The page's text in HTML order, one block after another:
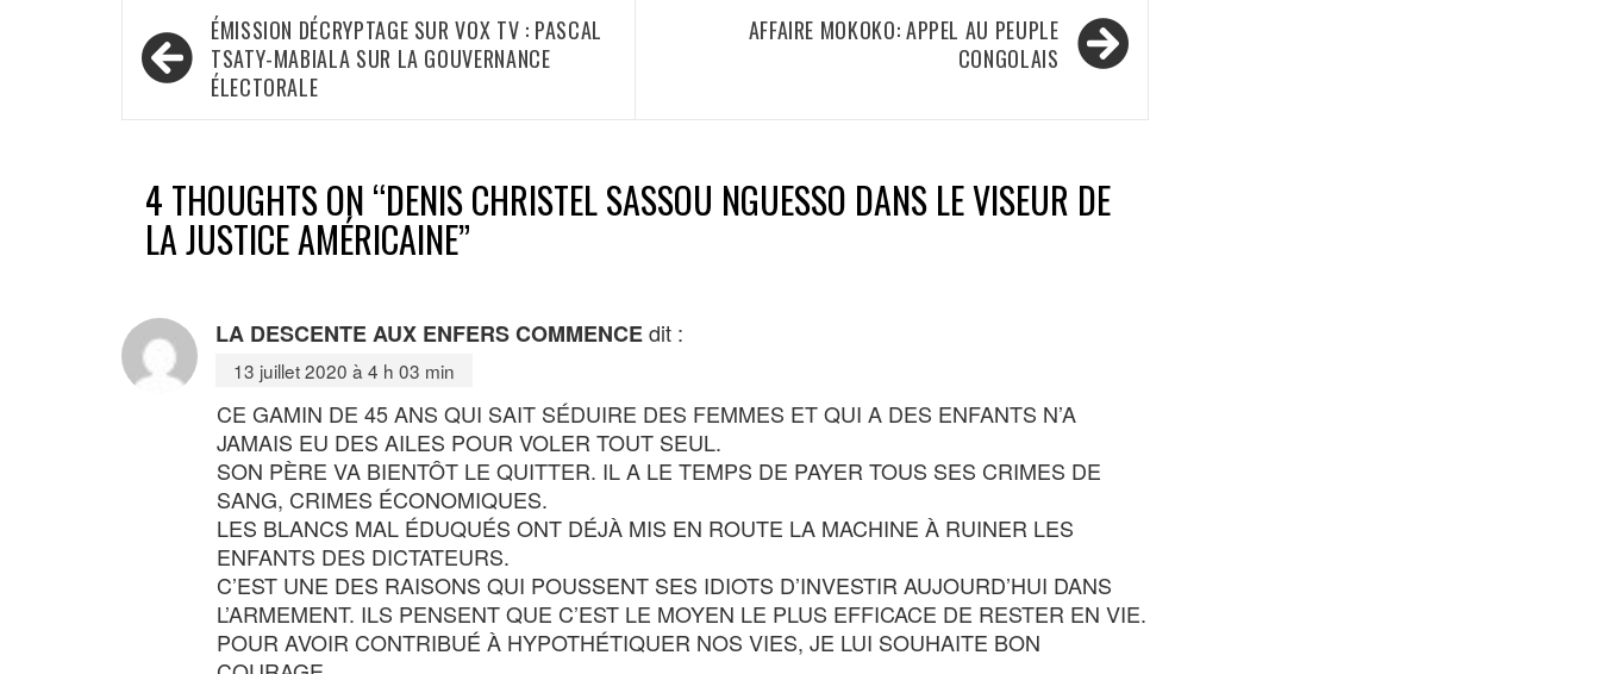
Navigation
de
l’article
ÉMISSION DÉCRYPTAGE SUR VOX TV : PASCAL
TSATY-MABIALA SUR LA GOUVERNANCE
ÉLECTORALE
AFFAIRE MOKOKO: APPEL AU PEUPLE
CONGOLAIS
4 THOUGHTS ON “DENIS CHRISTEL SASSOU NGUESSO DANS LE VISEUR DE
LA JUSTICE AMÉRICAINE”
LA DESCENTE AUX ENFERS COMMENCEdit :
13 juillet 2020 à 4 h 03 min
CE GAMIN DE 45 ANS QUI SAIT SÉDUIRE DES FEMMES ET QUI A DES ENFANTS N’A
JAMAIS EU DES AILES POUR VOLER TOUT SEUL.
SON PÈRE VA BIENTÔT LE QUITTER. IL A LE TEMPS DE PAYER TOUS SES CRIMES DE
SANG, CRIMES ÉCONOMIQUES.
LES BLANCS MAL ÉDUQUÉS ONT DÉJÀ MIS EN ROUTE LA MACHINE À RUINER LES
ENFANTS DES DICTATEURS.
C’EST UNE DES RAISONS QUI POUSSENT SES IDIOTS D’INVESTIR AUJOURD’HUI DANS
L’ARMEMENT. ILS PENSENT QUE C’EST LE MOYEN LE PLUS EFFICACE DE RESTER EN VIE.
POUR AVOIR CONTRIBUÉ À HYPOTHÉTIQUER NOS VIES, JE LUI SOUHAITE BON